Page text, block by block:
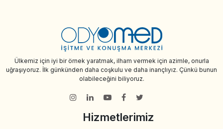
Ülkemiz için iyi bir örnek yaratmak, ilham vermek için azimle, onurla
uğraşıyoruz. İlk günkünden daha coşkulu ve daha inançlıyız. Çünkü bunun
olabileceğini biliyoruz.
Hizmetlerimiz